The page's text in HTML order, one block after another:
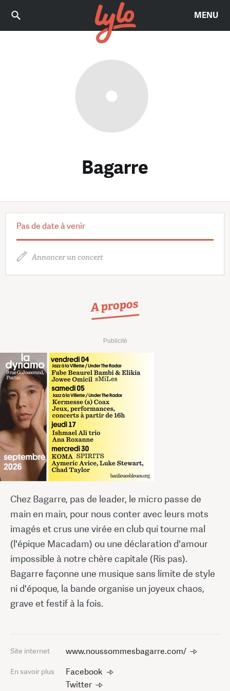
MENU
Bagarre
Pas de date à venir
Annoncer un concert
A propos
Publicité
Chez Bagarre, pas de leader, le micro passe de
main en main, pour nous conter avec leurs mots
imagés et crus une virée en club qui tourne mal
(l'épique Macadam) ou une déclaration d'amour
impossible à notre chère capitale (Ris pas).
Bagarre façonne une musique sans limite de style
ni d'époque, la bande organise un joyeux chaos,
grave et festif à la fois.
Site internet www.noussommesbagarre.com/
En savoir plus
Facebook
Twitter